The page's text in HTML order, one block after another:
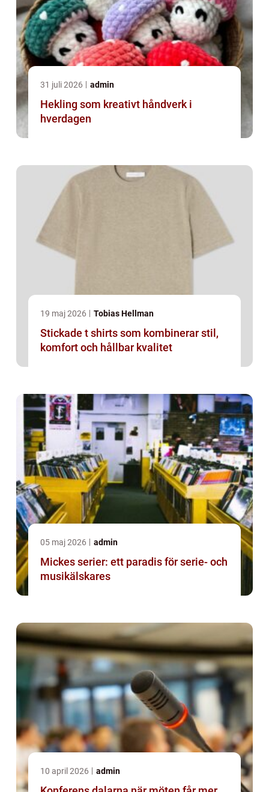
31 juli 2026 admin
Hekling som kreativt håndverk i
hverdagen
19 maj 2026 Tobias Hellman
Stickade t shirts som kombinerar stil,
komfort och hållbar kvalitet
05 maj 2026 admin
Mickes serier: ett paradis för serie- och
musikälskares
10 april 2026 admin